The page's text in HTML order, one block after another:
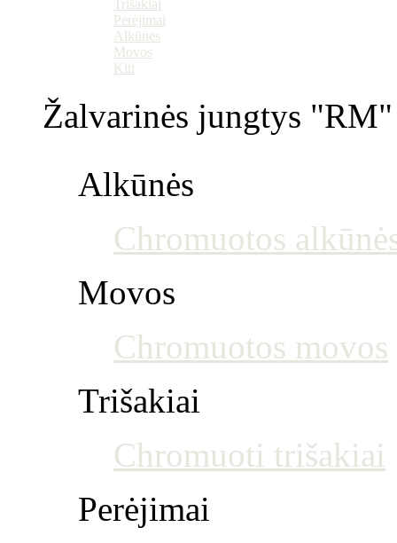
Trišakiai
Perėjimai
Alkūnės
Movos
Kiti
Žalvarinės jungtys
Alkūnės
Chromuotos
Movos
Chromuotos movos
Trišakiai
Chromuoti trišakiai
Perėjimai